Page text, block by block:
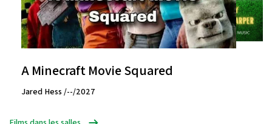
A Minecraft Movie Squared
Jared Hess /--/2027